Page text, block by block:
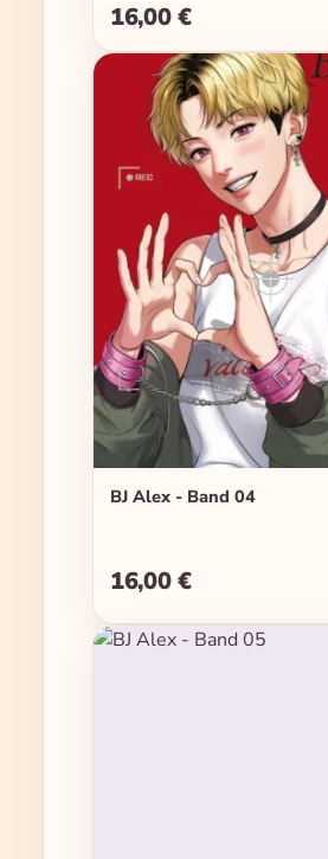
Regulärer Preis:
16,00 €
BJ Alex - Band 04
Regulärer Preis:
16,00 €